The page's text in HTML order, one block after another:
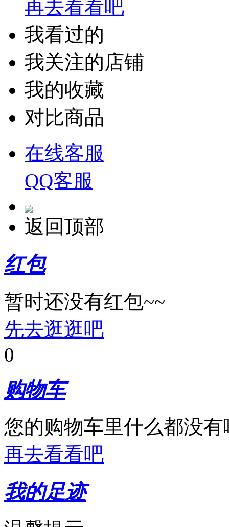
再去看看吧
我看过的
我关注的店铺
我的收藏
对比商品
在线客服
QQ客服
返回顶部
红包
暂时还没有红包~~
先去逛逛吧
0
购物车
您的购物车里什么都没有
再去看看吧
我的足迹